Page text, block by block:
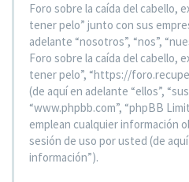
Foro sobre la caída del cabello,
tener pelo” junto con sus
adelante “nosotros”, “nos”,
Foro sobre la caída del cabello,
tener pelo”, “https://
(de aquí en adelante “ellos”,
“www.phpbb.com”, “phpBB
emplean cualquier información
sesión de uso por usted (de
información”).